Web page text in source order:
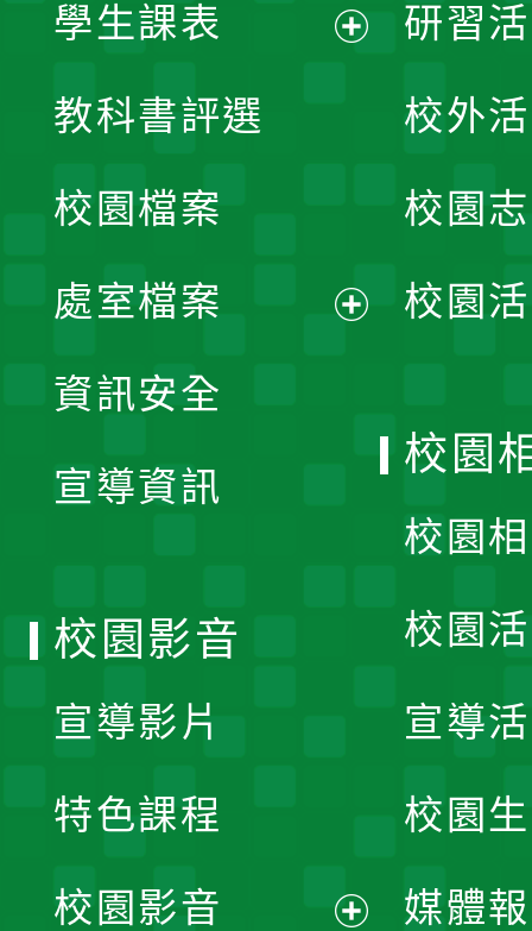
學生課表
單
教科書評選
校園檔案
處室檔案
資訊安全
宣導資訊
研習
校外
校園
校園
校園
校園
校園
宣導
校園
媒體
校園影音
宣導影片
特色課程
校園影音